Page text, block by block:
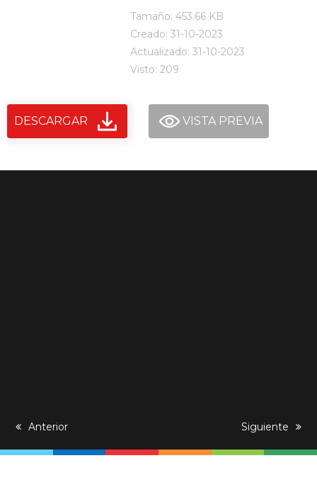
Tamaño: 453.66 KB
Creado: 31-10-2023
Actualizado: 31-10-2023
Visto: 209
DESCARGAR VISTA PREVIA
previous
Anterior
next
Siguiente